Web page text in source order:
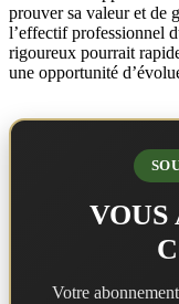
prouver sa valeur et de
l’effectif professionnel
rigoureux pourrait
une opportunité
VOUS
Votre